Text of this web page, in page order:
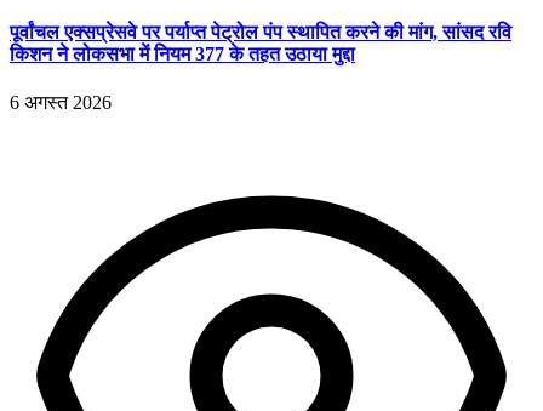
पूर्वांचल एक्सप्रेसवे पर पर्याप्त पेट्रोल पंप स्थापित करने की मांग, सांसद रवि
किशन ने लोकसभा में नियम 377 के तहत उठाया मुद्दा
6 अगस्त 2026